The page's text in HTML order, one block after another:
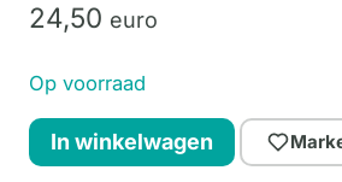
24,50 euro
Op voorraad
Windig
Vögel
In winkelwagen